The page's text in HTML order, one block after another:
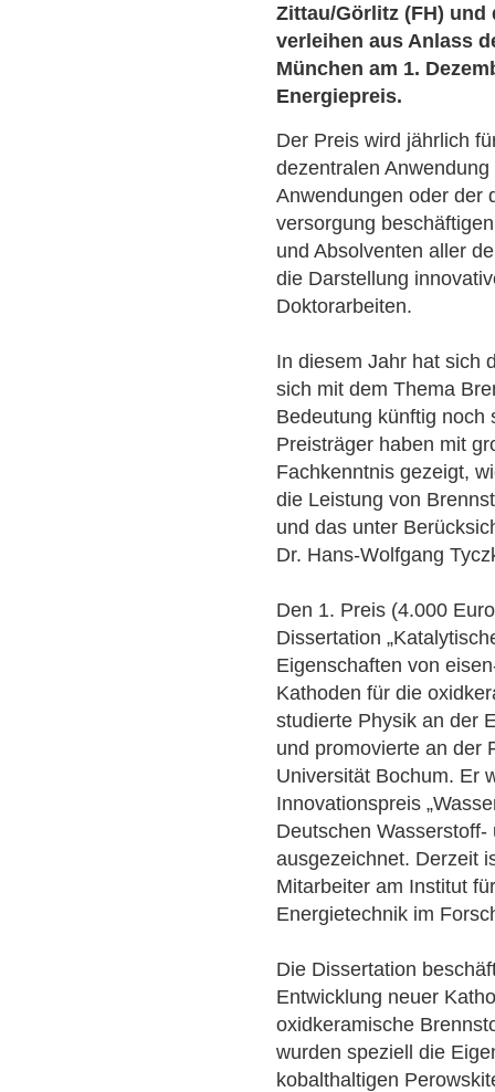
Zittau/Görlitz (FH)
verleihen aus Anlass
München am 1.
Energiepreis.
Der Preis wird jährlich
dezentralen
Anwendungen oder der
versorgung
und Absolventen aller
die Darstellung
Doktorarbeiten.
In diesem Jahr hat sich
sich mit dem Thema
Bedeutung künftig noch
Preisträger haben mit
Fachkenntnis gezeigt,
die Leistung von
und das unter
Dr. Hans-Wolfgang
Den 1. Preis (4.000
Dissertation
Eigenschaften von
Kathoden für die
studierte Physik an der
und promovierte an der
Universität Bochum. Er
Innovationspreis
Deutschen
ausgezeichnet. Derzeit
Mitarbeiter am Institut
Energietechnik im
Die Dissertation
Entwicklung neuer
oxidkeramische
wurden speziell die
kobalthaltigen